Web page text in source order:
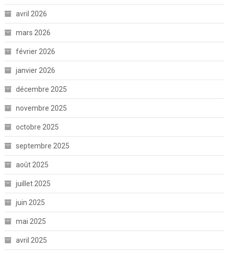
avril 2026
mars 2026
février 2026
janvier 2026
décembre 2025
novembre 2025
octobre 2025
septembre 2025
août 2025
juillet 2025
juin 2025
mai 2025
avril 2025